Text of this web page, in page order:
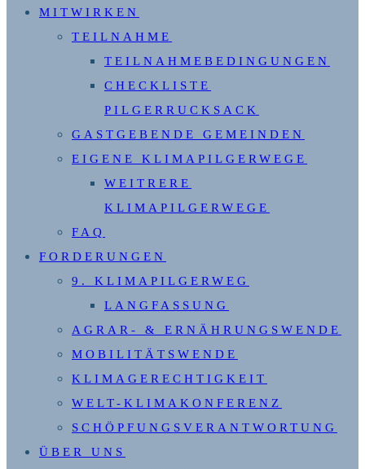
MITWIRKEN
TEILNAHME
TEILNAHMEBEDINGUNGEN
CHECKLISTE
PILGERRUCKSACK
GASTGEBENDE GEMEINDEN
EIGENE KLIMAPILGERWEGE
WEITRERE
KLIMAPILGERWEGE
FAQ
FORDERUNGEN
9. KLIMAPILGERWEG
LANGFASSUNG
AGRAR- & ERNÄHRUNGSWENDE
MOBILITÄTSWENDE
KLIMAGERECHTIGKEIT
WELT-KLIMAKONFERENZ
SCHÖPFUNGSVERANTWORTUNG
ÜBER UNS